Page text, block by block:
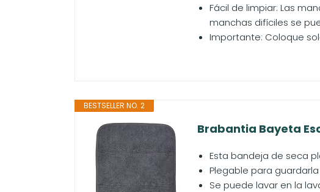
Fácil de limpiar: Las
manchas difíciles se
Importante: Coloque
BESTSELLER NO. 2
Brabantia Bayeta
Esta bandeja de seca
Plegable para
Se puede lavar en la